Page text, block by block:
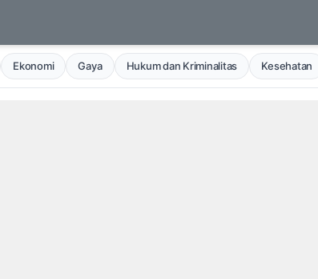
Ekonomi Gaya Hukum dan Kriminalitas Kesehatan